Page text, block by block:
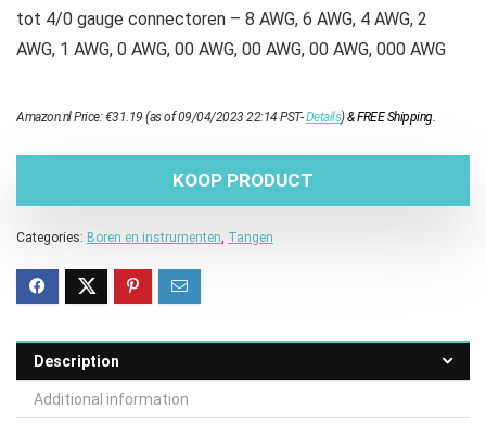
tot 4/0 gauge connectoren – 8 AWG, 6 AWG, 4 AWG, 2
AWG, 1 AWG, 0 AWG, 00 AWG, 00 AWG, 00 AWG, 000 AWG
Amazon.nl Price:€31.19 (as of 09/04/2023 22:14 PST-Details)&FREE Shipping.
KOOP PRODUCT
Categories: Boren en instrumenten Tangen
Description
Additional information